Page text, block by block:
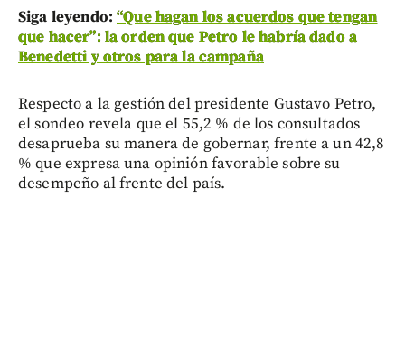
Siga leyendo:“Que hagan los acuerdos que tengan
que hacer”: la orden que Petro le habría dado a
Benedetti y otros para la campaña
Respecto a la gestión del presidente Gustavo Petro,
el sondeo revela que el 55,2 % de los consultados
desaprueba su manera de gobernar, frente a un 42,8
% que expresa una opinión favorable sobre su
desempeño al frente del país.